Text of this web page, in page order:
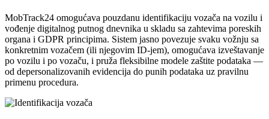
MobTrack24 omogućava pouzdanu identifikaciju vozača na vozilu i
vođenje digitalnog putnog dnevnika u skladu sa zahtevima poreskih
organa i GDPR principima. Sistem jasno povezuje svaku vožnju sa
konkretnim vozačem (ili njegovim ID-jem), omogućava izveštavanje
po vozilu i po vozaču, i pruža fleksibilne modele zaštite podataka —
od depersonalizovanih evidencija do punih podataka uz pravilnu
primenu procedura.